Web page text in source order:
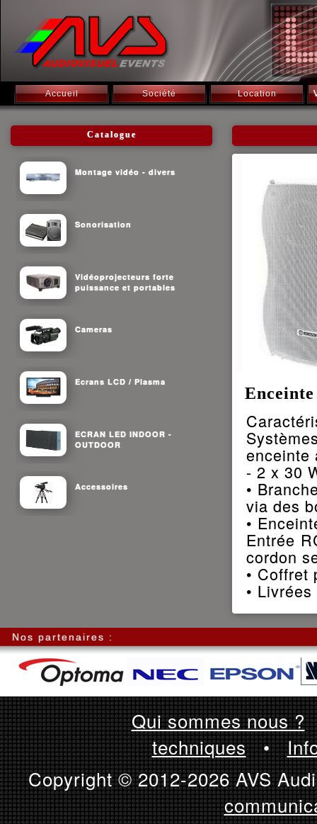
Accueil Société Location
Catalogue
Montage vidéo - divers
Sonorisation
Vidéoprojecteurs forte
puissance et portables
Cameras
Ecrans LCD / Plasma
ECRAN LED INDOOR -
OUTDOOR
Accessoires
enceinte
- 2 x 30
•
via des
•
Entrée
cordon
• Coffret
•
Nos partenaires :
Qui sommes nous ?
techniques•
Copyright © 2012-2026 AVS